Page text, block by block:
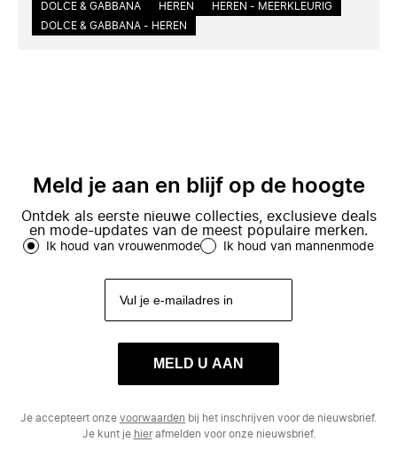
DOLCE & GABBANA HEREN
HEREN - MEERKLEURIG
DOLCE & GABBANA - HEREN
Meld je aan en blijf op de hoogte
Ontdek als eerste nieuwe collecties, exclusieve deals
en mode-updates van de meest populaire merken.
Ik houd van vrouwenmode Ik houd van mannenmode
MELD U AAN
Je accepteert onze voorwaarden bij het inschrijven voor de nieuwsbrief.
Je kunt je hierafmelden voor onze nieuwsbrief.